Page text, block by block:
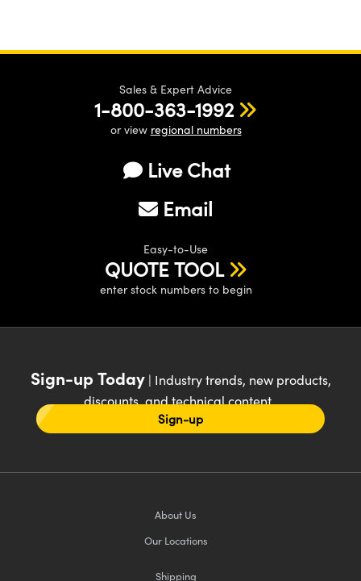
Sales & Expert Advice
1-800-363-1992
or view regional numbers
Live Chat
Email
Easy-to-Use
QUOTE TOOL
enter stock numbers to begin
Sign-up Today| Industry trends, new products,
discounts, and technical content
Sign-up
About Us
Our Locations
Shipping